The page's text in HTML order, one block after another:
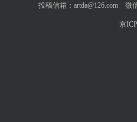
投稿信箱：artda@126.com 微
京